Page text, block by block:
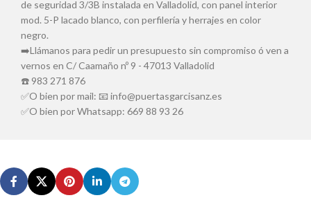
de seguridad 3/3B instalada en Valladolid, con panel interior
mod. 5-P lacado blanco, con perfilería y herrajes en color
negro.
➡️Llámanos para pedir un presupuesto sin compromiso ó ven a
vernos en C/ Caamaño nº 9 - 47013 Valladolid
☎️ 983 271 876
✅O bien por mail: 📧 info@puertasgarcisanz.es
✅O bien por Whatsapp: 669 88 93 26